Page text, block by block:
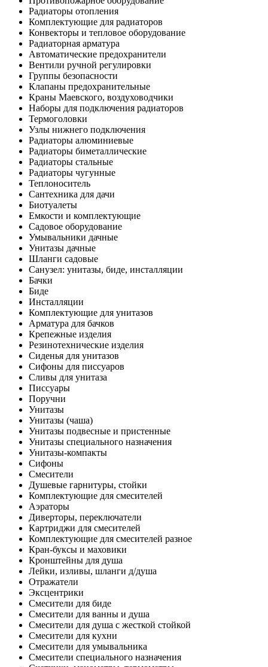
Радиаторы отопления
Комплектующие для радиаторов
Конвекторы и тепловое оборудование
Радиаторная арматура
Автоматические предохранители
Вентили ручной регулировки
Группы безопасности
Клапаны предохранительные
Краны Маевского, воздуховодчики
Наборы для подключения радиаторов
Термоголовки
Узлы нижнего подключения
Радиаторы алюминиевые
Радиаторы биметаллические
Радиаторы стальные
Радиаторы чугунные
Теплоноситель
Сантехника для дачи
Биотуалеты
Емкости и комплектующие
Садовое оборудование
Умывальники дачные
Унитазы дачные
Шланги садовые
Санузел: унитазы, биде, инсталляции
Бачки
Биде
Инсталляции
Комплектующие для унитазов
Арматура для бачков
Крепежные изделия
Резинотехнические изделия
Сиденья для унитазов
Сифоны для писсуаров
Сливы для унитаза
Писсуары
Поручни
Унитазы
Унитазы (чаша)
Унитазы подвесные и пристенные
Унитазы специального назначения
Унитазы-компакты
Сифоны
Смесители
Душевые гарнитуры, стойки
Комплектующие для смесителей
Аэраторы
Диверторы, переключатели
Картриджи для смесителей
Комплектующие для смесителей разное
Кран-буксы и маховики
Кронштейны для душа
Лейки, изливы, шланги д/душа
Отражатели
Эксцентрики
Смесители для биде
Смесители для ванны и душа
Смесители для душа с жесткой стойкой
Смесители для кухни
Смесители для умывальника
Смесители специального назначения